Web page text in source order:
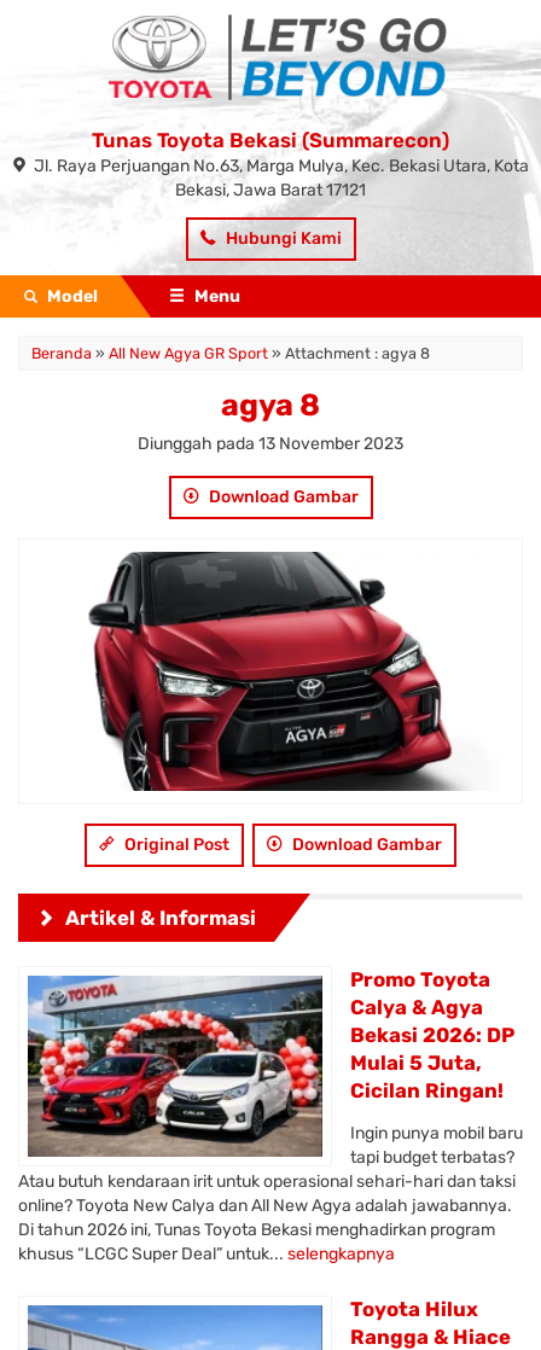
Tunas Toyota Bekasi (Summarecon)
Jl. Raya Perjuangan No.63, Marga Mulya, Kec. Bekasi Utara, Kota
Bekasi, Jawa Barat 17121
Hubungi Kami
Model Menu
Beranda » All New Agya GR Sport » Attachment : agya 8
agya 8
Diunggah pada 13 November 2023
Download Gambar
Original Post Download Gambar
Artikel & Informasi
Promo Toyota
Calya & Agya
Bekasi 2026: DP
Mulai 5 Juta,
Cicilan Ringan!
Ingin punya mobil baru
tapi budget terbatas?
Atau butuh kendaraan irit untuk operasional sehari-hari dan taksi
online? Toyota New Calya dan All New Agya adalah jawabannya.
Di tahun 2026 ini, Tunas Toyota Bekasi menghadirkan program
khusus “LCGC Super Deal” untuk... selengkapnya
Toyota Hilux
Rangga & Hiace